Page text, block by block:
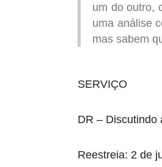
um do outro,
uma análise
mas sabem
SERVIÇO
DR – Discutindo
Reestreia: 2 de